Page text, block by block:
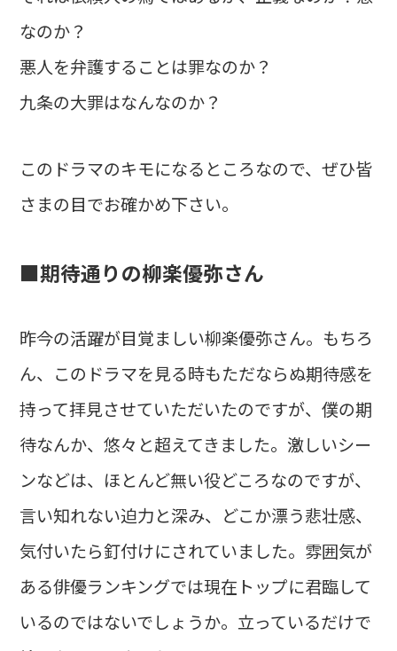
なのか？
悪人を弁護することは罪なのか？
九条の大罪はなんなのか？
このドラマのキモになるところなので、ぜひ皆
さまの目でお確かめ下さい。
■期待通りの柳楽優弥さん
昨今の活躍が目覚ましい柳楽優弥さん。もちろ
ん、このドラマを見る時もただならぬ期待感を
持って拝見させていただいたのですが、僕の期
待なんか、悠々と超えてきました。激しいシー
ンなどは、ほとんど無い役どころなのですが、
言い知れない迫力と深み、どこか漂う悲壮感、
気付いたら釘付けにされていました。雰囲気が
ある俳優ランキングでは現在トップに君臨して
いるのではないでしょうか。立っているだけで